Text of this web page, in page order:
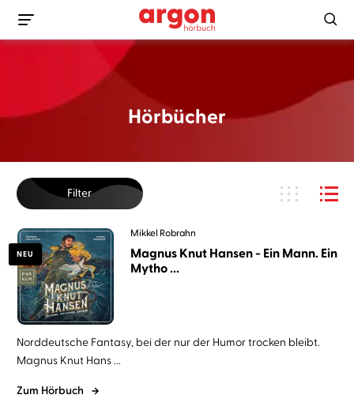
Hörbücher
Filter
NEU
Mikkel Robrahn
Magnus Knut Hansen - Ein Mann. Ein
Mytho ...
Norddeutsche Fantasy, bei der nur der Humor trocken bleibt.
Magnus Knut Hans ...
Zum Hörbuch